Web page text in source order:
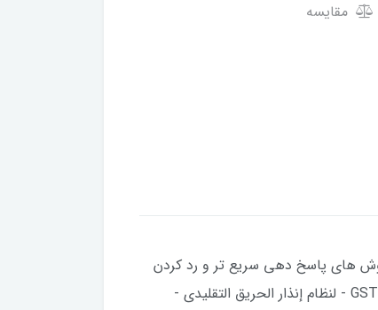
مقایسه
های پاسخ دهی سریع تر و رد کردن
آلارم های نادرست_ امکان گزارش آدرس کپی شده_ ساخت انگلستان_ با یکسال گارانتی . كاشف الدخان الكهروضوئي GST - لنظام إنذار الحريق التقليدي -